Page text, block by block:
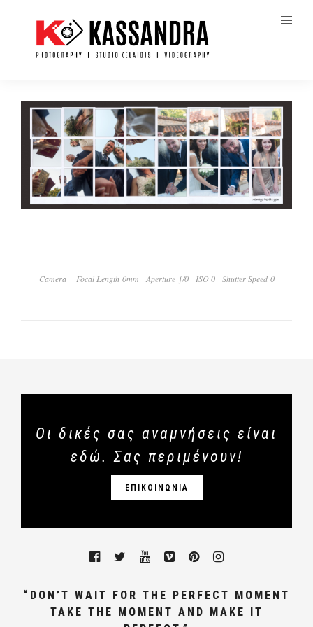
Camera Focal Length 0mm Aperture ƒ/0 ISO 0 Shutter Speed 0
Οι δικές σας αναμνήσεις είναι
εδώ. Σας περιμένουν!
ΕΠΙΚΟΙΝΩΝΙΑ
“DON’T WAIT FOR THE PERFECT MOMENT
TAKE THE MOMENT AND MAKE IT